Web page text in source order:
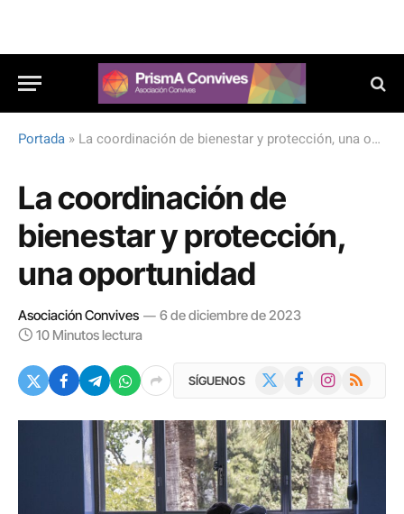
Portada » La coordinación de bienestar y protección, una oportunidad
La coordinación de
bienestar y protección,
una oportunidad
Asociación Convives
6 de diciembre de 2023
10 Minutos lectura
SÍGUENOS FacebookInstagram
RSS